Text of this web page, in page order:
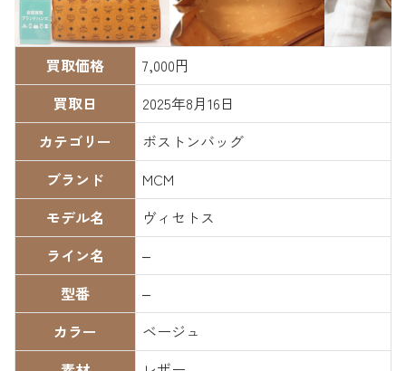
買取価格
7,000円
買取日
2025年8月16日
カテゴリー
ボストンバッグ
ブランド
MCM
モデル名
ヴィセトス
ライン名
–
型番
–
カラー
ベージュ